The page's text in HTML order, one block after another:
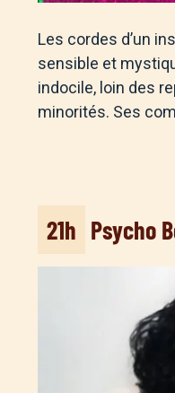
Les cordes d’un
sensible et
indocile, loin des
minorités. Ses
21h Psycho